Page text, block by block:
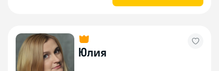
Юлия